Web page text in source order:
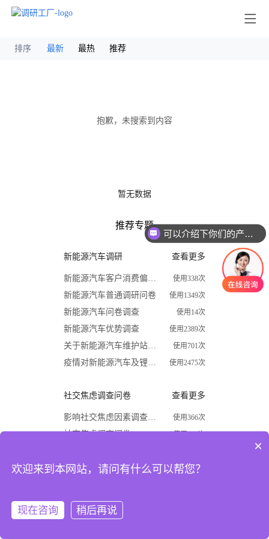
排序 最新 最热 推荐
抱歉，未搜索到内容
暂无数据
推荐专题
新能源汽车调研 查看更多
新能源汽车客户消费偏好调查问卷 使用338次
新能源汽车普通调研问卷 使用1349次
新能源汽车问卷调查 使用14次
新能源汽车优势调查 使用2389次
关于新能源汽车维护站调查问卷 使用701次
疫情对新能源汽车及锂电行业影响调查问卷 使用2475次
社交焦虑调查问卷 查看更多
影响社交焦虑因素调查问卷 使用366次
社交焦虑调查问卷
关于大学生社交焦虑问卷调查 使用677次
注册
×
欢迎来到本网站，请问有什么可以帮您？
现在咨询 稍后再说